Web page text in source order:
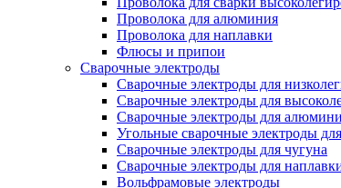
Проволока для алюминия
Проволока для наплавки
Флюсы и припои
Сварочные электроды
Сварочные электроды для
Сварочные электроды для
Сварочные электроды для
Угольные сварочные электроды
Сварочные электроды для чугуна
Сварочные электроды для
Вольфрамовые электроды